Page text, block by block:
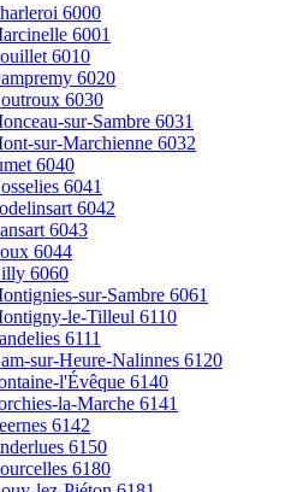
6000
6001
6010
6020
6030
sur-Sambre 6031
sur-Marchienne 6032
6040
6041
6042
6043
6044
6060
sur-Sambre 6061
le-Tilleul 6110
6111
sur-Heure-Nalinnes 6120
l'Évêque 6140
la-Marche 6141
6142
6150
6180